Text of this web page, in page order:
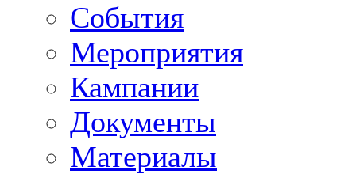
События
Мероприятия
Кампании
Документы
Материалы